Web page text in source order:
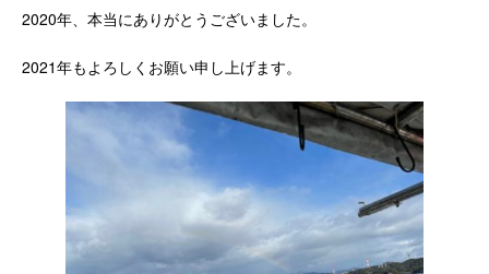
2020年、本当にありがとうございました。
2021年もよろしくお願い申し上げます。